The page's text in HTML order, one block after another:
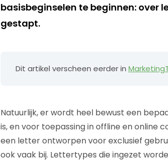
basisbeginselen te beginnen: over
gestapt.
Dit artikel verscheen eerder in
Natuurlijk, er wordt heel bewust een
is, en voor toepassing in offline en online
een letter ontworpen voor exclusief
ook vaak bij. Lettertypes die ingezet